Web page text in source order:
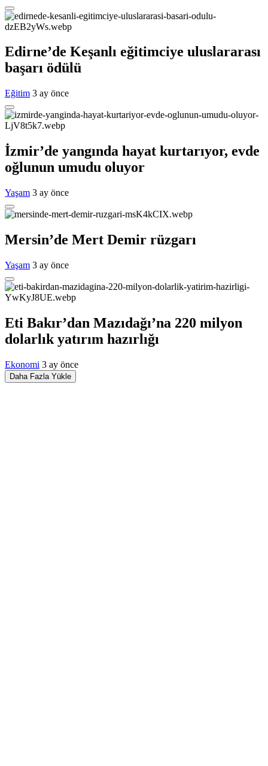
Edirne’de Keşanlı eğitimciye uluslararası
başarı ödülü
Eğitim 3 ay önce
İzmir’de yangında hayat kurtarıyor, evde
oğlunun umudu oluyor
Yaşam 3 ay önce
Mersin’de Mert Demir rüzgarı
Yaşam 3 ay önce
Eti Bakır’dan Mazıdağı’na 220 milyon
dolarlık yatırım hazırlığı
Ekonomi 3 ay önce
Daha Fazla Yükle